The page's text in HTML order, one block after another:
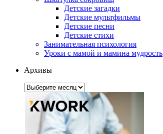
Детские загадки
Детские мультфильмы
Детские песни
Детские стихи
Занимательная психология
Уроки с мамой и мамина мудрость
Архивы
Архивы